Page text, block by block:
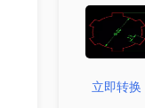
立即转换